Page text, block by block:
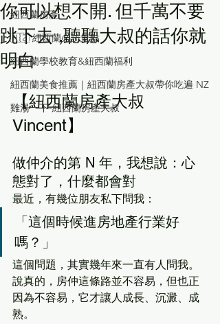
紐西蘭房產
🇳🇿 紐西蘭必訪景點
紐西蘭學校教育&紐西蘭福利
紐西蘭美食推薦｜紐西蘭房產大叔帶你吃遍 NZ
雞湯一下-紐西蘭房產大叔
你可以想不開. 但千萬不要
跳下去 ,聽聽大叔的話你就
明白
【紐西蘭房產大叔
Vincent】
做仲介的第 N 年，我想說：心
態對了，什麼都會對
最近，有幾位朋友私下問我：
「這個時候進房地產行業好
嗎？」
這個問題，其實幾年來一直有人問我。
說真的，房仲這條路並不容易，但也正
因為不容易，它才讓人成長、沉澱、成
熟。